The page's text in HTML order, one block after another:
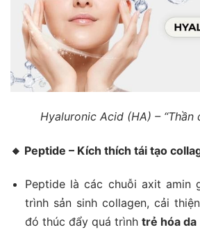
Hyaluronic Acid (HA) – “Thần
🔸 Peptide – Kích thích tái tạo
Peptide là các chuỗi axit amin
trình sản sinh collagen, cải
đó thúc đẩy quá trình trẻ hóa da